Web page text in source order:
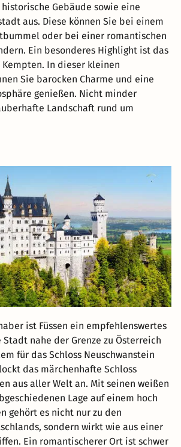
Gebäude sowie eine
aus. Diese können Sie bei einem
oder bei einer romantischen
Ein besonderes Highlight ist das
Kempten. In dieser kleinen
Sie barocken Charme und eine
genießen. Nicht minder
Landschaft rund um
ist Füssen ein empfehlenswertes
Stadt nahe der Grenze zu Österreich
für das Schloss Neuschwanstein
das märchenhafte Schloss
aus aller Welt an. Mit seinen weißen
Lage auf einem hoch
gehört es nicht nur zu den
sondern wirkt wie aus einer
Ein romantischerer Ort ist schwer